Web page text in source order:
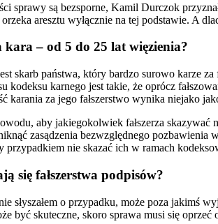
sprawy są bezsporne, Kamil Durczok
aresztu wyłącznie na tej podstawie. A
– od 5 do 25 lat więzienia?
skarb państwa, który bardzo surowo karze
kodeksu karnego jest takie, że oprócz
karania za jego fałszerstwo wynika niejako
aby jakiegokolwiek fałszerza
zasądzenia bezwzględnego
przypadkiem nie skazać ich w ramach
się fałszerstwa podpisów?
słyszałem o przypadku, może poza jakimś
być skuteczne, skoro sprawa musi się